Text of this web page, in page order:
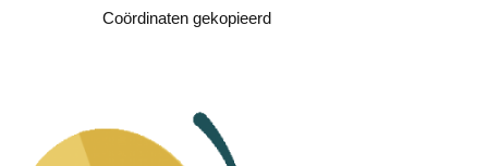
Coördinaten gekopieerd